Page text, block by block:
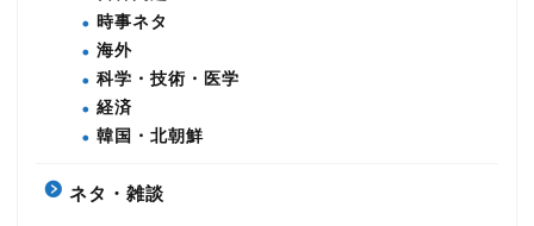
時事ネタ
海外
科学・技術・医学
経済
韓国・北朝鮮
ネタ・雑談